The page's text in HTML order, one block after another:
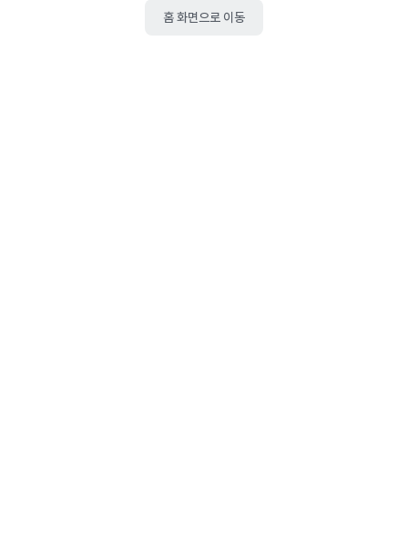
홈 화면으로 이동